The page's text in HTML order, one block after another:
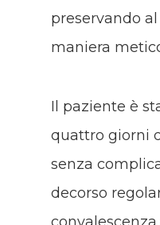
preservando
maniera
Il paziente è
quattro giorni
senza
decorso